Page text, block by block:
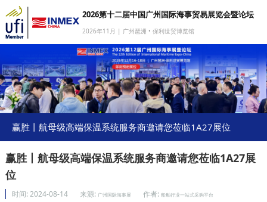
我要参展
我要参会
我要参观
商旅服务
下载中心
2026第十二届中国广州国际海事贸易展览会暨论坛
2026年11月 | 广州琶洲 • 保利世贸博览馆
赢胜丨航母级高端保温系统服务商邀请您莅临1A27展位
赢胜丨航母级高端保温系统服务商邀请您莅临1A27展
位
时间: 2024-08-14 来源: 广州国际海事展 作者: 船舶行业一站式采购平台